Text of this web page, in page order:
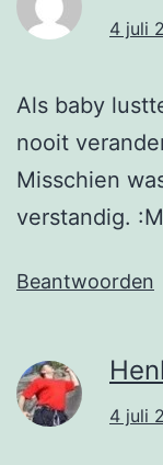
4 juli
Als baby
nooit
Misschien
verstandig.
Beantwoorden
4 juli